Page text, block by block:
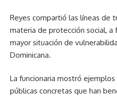
Reyes compartió las líneas de
materia de protección social, a
mayor situación de
Dominicana.
La funcionaria mostró
públicas concretas que han